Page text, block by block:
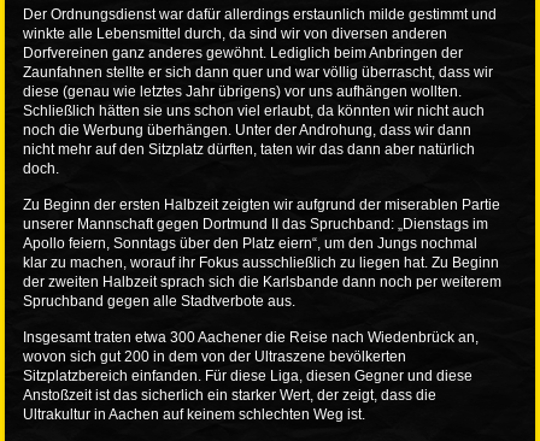
Der Ordnungsdienst war dafür allerdings erstaunlich milde gestimmt und
winkte alle Lebensmittel durch, da sind wir von diversen anderen
Dorfvereinen ganz anderes gewöhnt. Lediglich beim Anbringen der
Zaunfahnen stellte er sich dann quer und war völlig überrascht, dass wir
diese (genau wie letztes Jahr übrigens) vor uns aufhängen wollten.
Schließlich hätten sie uns schon viel erlaubt, da könnten wir nicht auch
noch die Werbung überhängen. Unter der Androhung, dass wir dann
nicht mehr auf den Sitzplatz dürften, taten wir das dann aber natürlich
doch.
Zu Beginn der ersten Halbzeit zeigten wir aufgrund der miserablen Partie
unserer Mannschaft gegen Dortmund II das Spruchband: „Dienstags im
Apollo feiern, Sonntags über den Platz eiern“, um den Jungs nochmal
klar zu machen, worauf ihr Fokus ausschließlich zu liegen hat. Zu Beginn
der zweiten Halbzeit sprach sich die Karlsbande dann noch per weiterem
Spruchband gegen alle Stadtverbote aus.
Insgesamt traten etwa 300 Aachener die Reise nach Wiedenbrück an,
wovon sich gut 200 in dem von der Ultraszene bevölkerten
Sitzplatzbereich einfanden. Für diese Liga, diesen Gegner und diese
Anstoßzeit ist das sicherlich ein starker Wert, der zeigt, dass die
Ultrakultur in Aachen auf keinem schlechten Weg ist.